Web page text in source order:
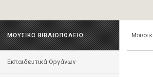
ΜΟΥΣΙΚΟ ΒΙΒΛΙΟΠΩΛΕΙΟ
Εκπαιδευτικά Οργάνων